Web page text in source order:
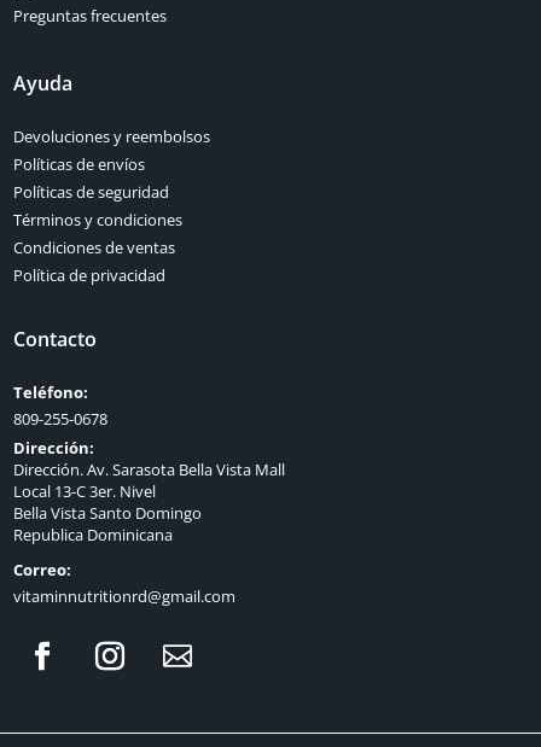
Preguntas frecuentes
Ayuda
Devoluciones y reembolsos
Políticas de envíos
Políticas de seguridad
Términos y condiciones
Condiciones de ventas
Política de privacidad
Contacto
Teléfono:
809-255-0678
Dirección:
Dirección. Av. Sarasota Bella Vista Mall
Local 13-C 3er. Nivel
Bella Vista Santo Domingo
Republica Dominicana
Correo:
vitaminnutritionrd@gmail.com